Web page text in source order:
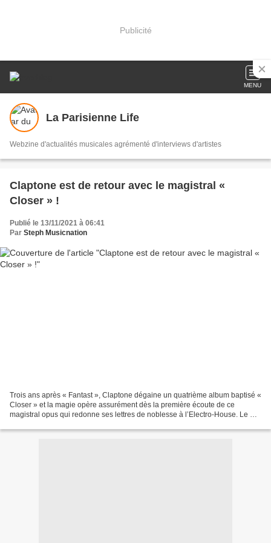
Publicité
MENU
La Parisienne Life
Webzine d'actualités musicales agrémenté d'interviews d'artistes
Claptone est de retour avec le magistral «
Closer » !
Publié le 13/11/2021 à 06:41
Par Steph Musicnation
Trois ans après « Fantast », Claptone dégaine un quatrième album baptisé «
Closer » et la magie opère assurément dès la première écoute de ce
magistral opus qui redonne ses lettres de noblesse à l’Electro-House. Le DJ